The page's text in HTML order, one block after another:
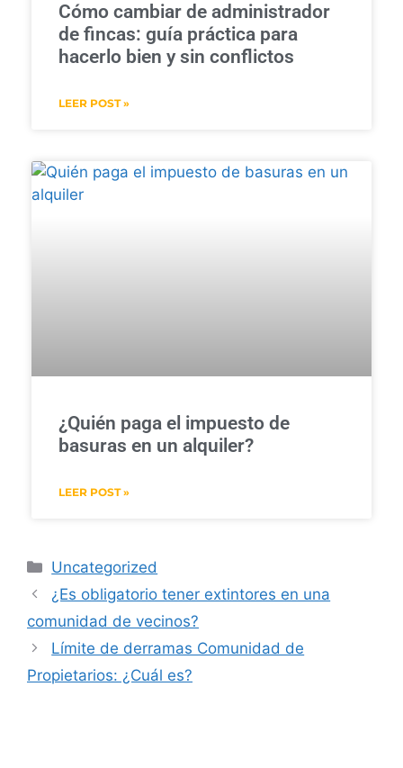
Cómo cambiar de administrador
de fincas: guía práctica para
hacerlo bien y sin conflictos
LEER POST »
¿Quién paga el impuesto de
basuras en un alquiler?
LEER POST »
Uncategorized
¿Es obligatorio tener extintores en una
comunidad de vecinos?
Límite de derramas Comunidad de
Propietarios: ¿Cuál es?